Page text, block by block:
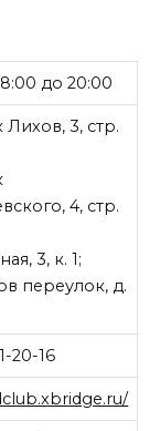
до 20:00
Лихов, 3, стр.
4, стр.
3, к. 1;
переулок, д.
20-16